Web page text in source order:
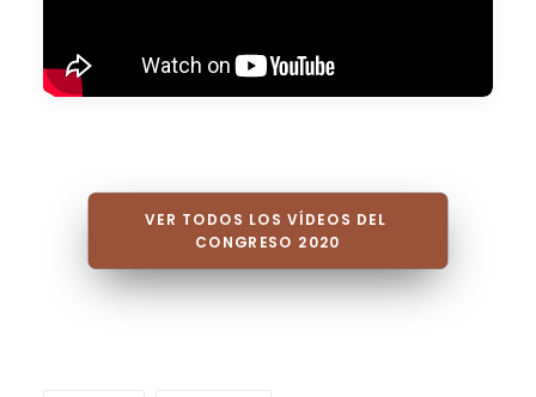
VER TODOS LOS VÍDEOS DEL
CONGRESO 2020